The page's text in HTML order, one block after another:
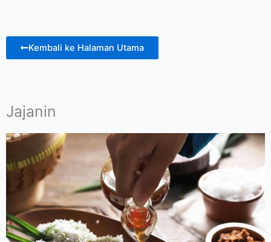
Kembali ke Halaman Utama
Jajanin